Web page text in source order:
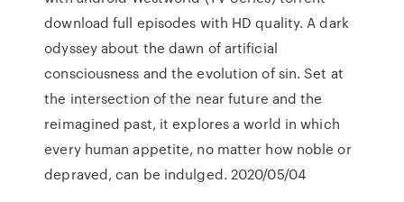
download full episodes with HD quality. A dark
odyssey about the dawn of artificial
consciousness and the evolution of sin. Set at
the intersection of the near future and the
reimagined past, it explores a world in which
every human appetite, no matter how noble or
depraved, can be indulged. 2020/05/04